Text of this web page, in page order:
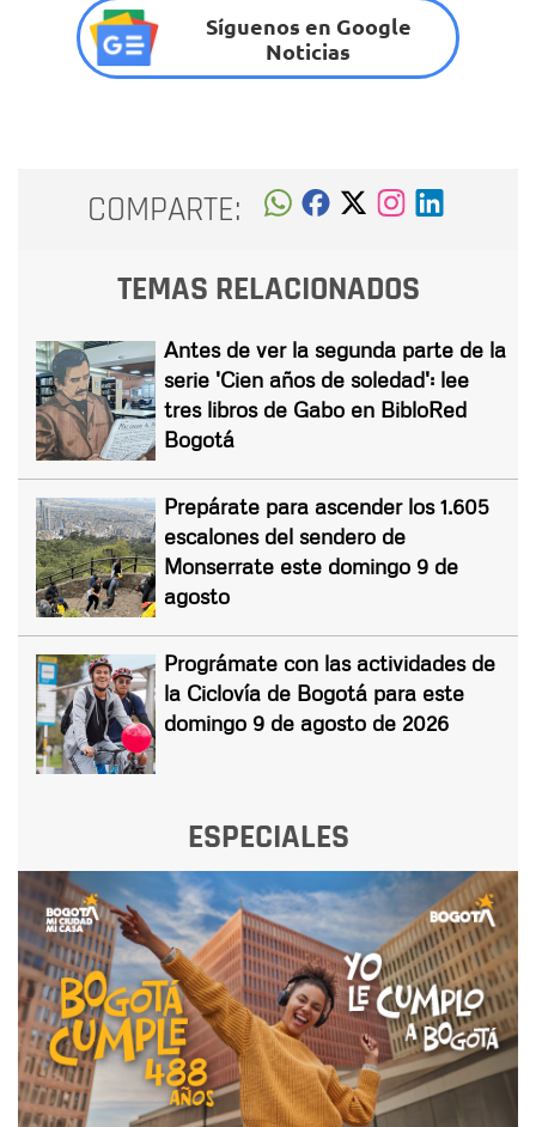
Síguenos en Google
Noticias
COMPARTE:
TEMAS RELACIONADOS
Antes de ver la segunda parte de la
serie 'Cien años de soledad': lee
tres libros de Gabo en BibloRed
Bogotá
Prepárate para ascender los 1.605
escalones del sendero de
Monserrate este domingo 9 de
agosto
Prográmate con las actividades de
la Ciclovía de Bogotá para este
domingo 9 de agosto de 2026
ESPECIALES